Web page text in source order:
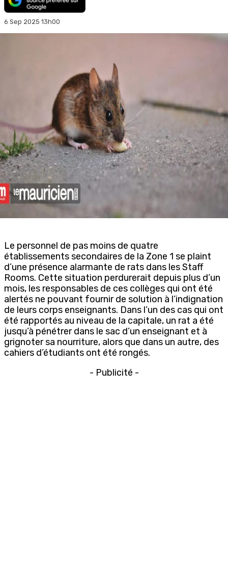
6 Sep 2025 13h00
Le personnel de pas moins de quatre
établissements secondaires de la Zone 1 se plaint
d’une présence alarmante de rats dans les Staff
Rooms. Cette situation perdurerait depuis plus d’un
mois, les responsables de ces collèges qui ont été
alertés ne pouvant fournir de solution à l’indignation
de leurs corps enseignants. Dans l’un des cas qui ont
été rapportés au niveau de la capitale, un rat a été
jusqu’à pénétrer dans le sac d’un enseignant et à
grignoter sa nourriture, alors que dans un autre, des
cahiers d’étudiants ont été rongés.
- Publicité -